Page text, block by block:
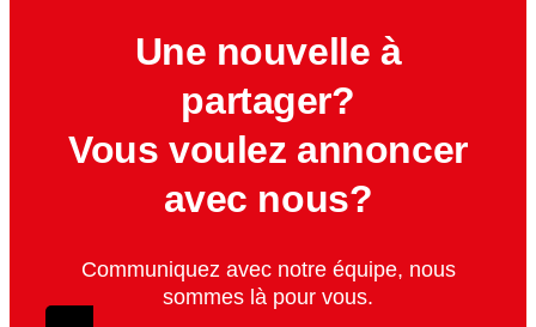
Une nouvelle à
partager?
Vous voulez annoncer
avec nous?
Communiquez avec notre équipe, nous
sommes là pour vous.